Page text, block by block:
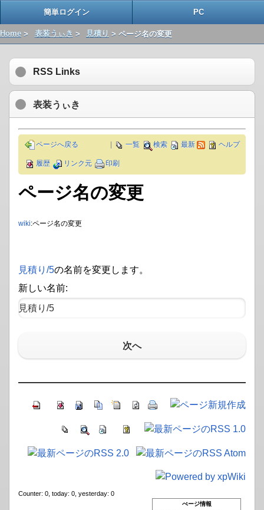
簡単ログイン PC
Home > 表装うぃき > 見積り > ページ名の変更
RSS Links
表装うぃき
一覧 検索 最新 ヘルプ
ページへ戻る
履歴 リンク元 印刷
ページ名の変更
wiki:ページ名の変更
見積り​/5の名前を変更します。
新しい名前:
次へ
ぺージ情報
Counter: 0, today: 0, yesterday: 0